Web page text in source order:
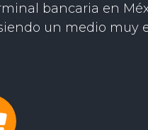
bancaria en
un medio muy